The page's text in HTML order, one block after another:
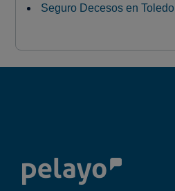
Seguro Decesos en Toledo